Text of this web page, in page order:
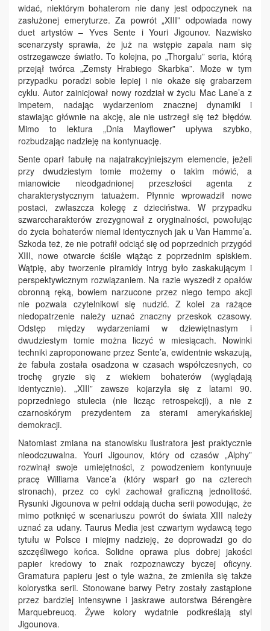
widać, niektórym bohaterom nie dany jest odpoczynek na
zasłużonej emeryturze. Za powrót „XIII” odpowiada nowy
duet artystów – Yves Sente i Youri Jigounov. Nazwisko
scenarzysty sprawia, że już na wstępie zapala nam się
ostrzegawcze światło. To kolejna, po „Thorgalu” seria, którą
przejął twórca „Zemsty Hrabiego Skarbka”. Może w tym
przypadku poradzi sobie lepiej i nie okaże się grabarzem
cyklu. Autor zainicjował nowy rozdział w życiu Mac Lane’a z
impetem, nadając wydarzeniom znacznej dynamiki i
stawiając głównie na akcję, ale nie ustrzegł się też błędów.
Mimo to lektura „Dnia Mayflower” upływa szybko,
rozbudzając nadzieję na kontynuację.
Sente oparł fabułę na najatrakcyjniejszym elemencie, jeżeli
przy dwudziestym tomie możemy o takim mówić, a
mianowicie nieodgadnionej przeszłości agenta z
charakterystycznym tatuażem. Płynnie wprowadził nowe
postaci, zwłaszcza kolegę z dzieciństwa. W przypadku
szwarccharakterów zrezygnował z oryginalności, powołując
do życia bohaterów niemal identycznych jak u Van Hamme’a.
Szkoda też, że nie potrafił odciąć się od poprzednich przygód
XIII, nowe otwarcie ściśle wiążąc z poprzednim spiskiem.
Wątpię, aby tworzenie piramidy intryg było zaskakującym i
perspektywicznym rozwiązaniem. Na razie wyszedł z opałów
obronną ręką, bowiem narzucone przez niego tempo akcji
nie pozwala czytelnikowi się nudzić. Z kolei za rażące
niedopatrzenie należy uznać znaczny przeskok czasowy.
Odstęp między wydarzeniami w dziewiętnastym i
dwudziestym tomie można liczyć w miesiącach. Nowinki
techniki zaproponowane przez Sente’a, ewidentnie wskazują,
że fabuła została osadzona w czasach współczesnych, co
trochę gryzie się z wiekiem bohaterów (wyglądają
identycznie). „XIII” zawsze kojarzyła się z latami 90.
poprzedniego stulecia (nie licząc retrospekcji), a nie z
czarnoskórym prezydentem za sterami amerykańskiej
demokracji.
Natomiast zmiana na stanowisku ilustratora jest praktycznie
nieodczuwalna. Youri Jigounov, który od czasów „Alphy”
rozwinął swoje umiejętności, z powodzeniem kontynuuje
pracę Williama Vance’a (który wsparł go na czterech
stronach), przez co cykl zachował graficzną jednolitość.
Rysunki Jigounova w pełni oddają ducha serii powodując, że
mimo potknięć w scenariuszu powrót do świata XIII należy
uznać za udany. Taurus Media jest czwartym wydawcą tego
tytułu w Polsce i miejmy nadzieję, że doprowadzi go do
szczęśliwego końca. Solidne oprawa plus dobrej jakości
papier kredowy to znak rozpoznawczy byczej oficyny.
Gramatura papieru jest o tyle ważna, że zmieniła się także
kolorystka serii. Stonowane barwy Petry zostały zastąpione
przez bardziej intensywne i jaskrawe autorstwa Bérengère
Marquebreucq. Żywe kolory wydatnie podkreślają styl
Jigounova.